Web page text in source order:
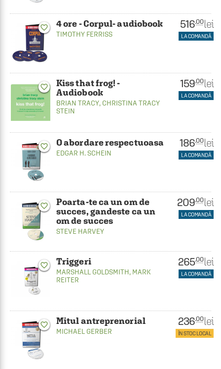
favorite_border 4 ore - Corpul- audiobook
TIMOTHY FERRISS
516.00 lei
LA COMANDĂ
favorite_border
Kiss that frog! -
Audiobook
BRIAN TRACY, CHRISTINA TRACY
STEIN
159.00 lei
LA COMANDĂ
favorite_border O abordare respectuoasa
EDGAR H. SCHEIN
186.00 lei
LA COMANDĂ
favorite_border
Poarta-te ca un om de
succes, gandeste ca un
om de succes
STEVE HARVEY
209.00 lei
LA COMANDĂ
favorite_border Triggeri
MARSHALL GOLDSMITH, MARK
REITER
265.00 lei
LA COMANDĂ
favorite_border Mitul antreprenorial
MICHAEL GERBER
236.00 lei
ÎN STOC LOCAL